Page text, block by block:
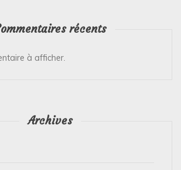
récents
à afficher.
Archives